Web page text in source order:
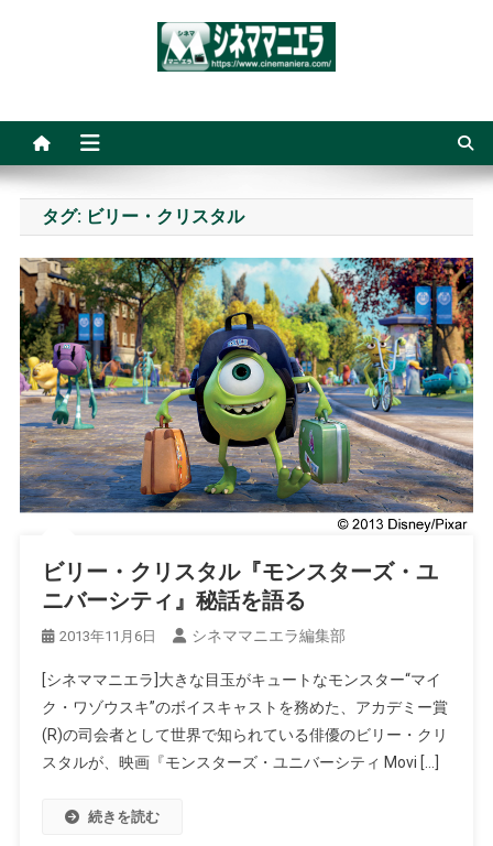
タグ: ビリー・クリスタル
ビリー・クリスタル『モンスターズ・ユ
ニバーシティ』秘話を語る
2013年11月6日 シネママニエラ編集部
[シネママニエラ]大きな目玉がキュートなモンスター“マイ
ク・ワゾウスキ”のボイスキャストを務めた、アカデミー賞
(R)の司会者として世界で知られている俳優のビリー・クリ
スタルが、映画『モンスターズ・ユニバーシティ Movi […]
続きを読む